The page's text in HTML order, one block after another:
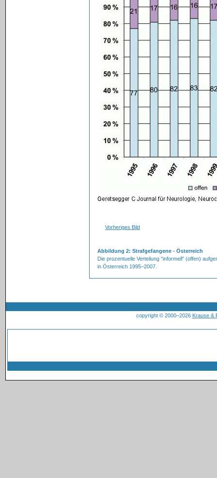
Vorheriges Bild
Abbildung 2: Strafgefangene - Österreich
Die prozentuelle Verteilung "informell" (offen)
in Österreich 1995–2007.
copyright © 2000–2026 Krause &